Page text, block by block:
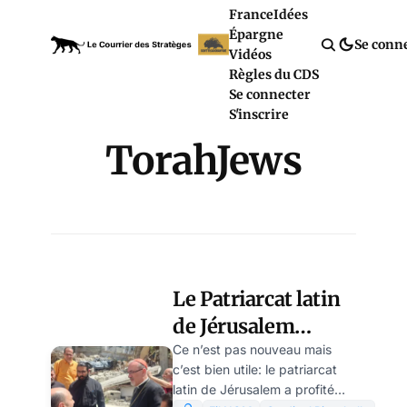
FranceIdées
Épargne
Vidéos
Règles du CDS
Se connecter
S'inscrire
Se
TorahJews
Le Patriarcat latin
de Jérusalem
condamne le
« sionisme
Ce n’est pas nouveau mais
c’est bien utile: le patriarcat
latin de Jérusalem a profité